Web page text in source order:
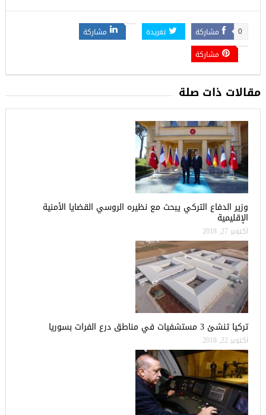
مشاركة 0 تغريدة
مشاركة
مشاركة
مقالات ذات صلة
وزير الدفاع التركي يبحث مع نظيره الروسي القضايا الأمنية
الإقليمية
أكتوبر 27, 2018
تركيا تنشئ 3 مستشفيات في مناطق درع الفرات بسوريا
أكتوبر 22, 2018